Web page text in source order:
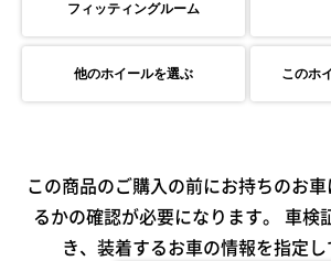
フィッティングルーム
他のホイールを選ぶ このホ
この商品のご購入の前にお持ちのお
るかの確認が必要になります。 車検
き、装着するお車の情報を指定し